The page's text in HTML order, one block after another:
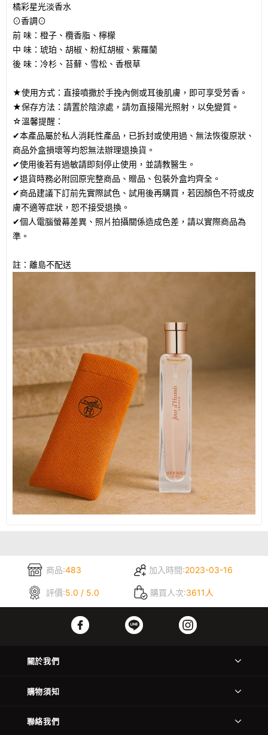
橘彩星光淡香水
⊙香調⊙
前 味：​橙子、欖香脂、檸檬​
中 味：​琥珀、胡椒、粉紅胡椒、紫羅蘭​
後 味：​冷杉、苔蘚、雪松、香根草
★使用方式：直接噴撒於手挽內側或耳後肌膚，即可享受芳香。
★保存方法：請置於陰涼處，請勿直接陽光照射，以免變質。
☆溫馨提醒：
✔本產品屬於私人消耗性產品，已拆封或使用過、無法恢復原狀、
商品外盒損壞等均恕無法辦理退換貨。
✔使用後若有過敏請即刻停止使用，並請教醫生。
✔退貨時務必附回原完整商品、贈品、包裝外盒均齊全。
✔商品建議下訂前先實際試色、試用後再購買，若因顏色不符或皮
膚不適等症狀，恕不接受退換。
✔個人電腦螢幕差異、照片拍攝關係造成色差，請以實際商品為
準。
註：離島不配送
商品:483 加入時間:2023-03-16
評價:5.0 / 5.0 購買人次:3611人
關於我們
購物須知
聯絡我們